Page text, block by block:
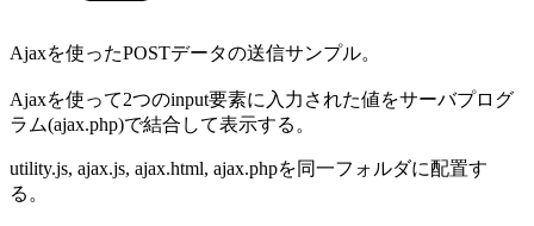
Ajaxを使ったPOSTデータの送信サンプル。
Ajaxを使って2つのinput要素に入力された値をサーバプログ
ラム(ajax.php)で結合して表示する。
utility.js, ajax.js, ajax.html, ajax.phpを同一フォルダに配置す
る。